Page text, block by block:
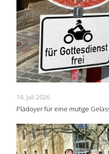
18. Juli 2026
Plädoyer für eine mutige